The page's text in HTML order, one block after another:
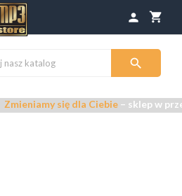
shopping_cart
person

Zmieniamy się dla Ciebie– sklep w